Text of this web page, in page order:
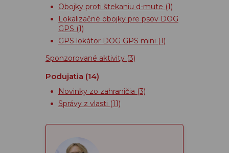
Obojky proti štekaniu d-mute (1)
Lokalizačné obojky pre psov DOG
GPS (1)
GPS lokátor DOG GPS mini (1)
Sponzorované aktivity (3)
Podujatia (14)
Novinky zo zahraničia (3)
Správy z vlasti (11)